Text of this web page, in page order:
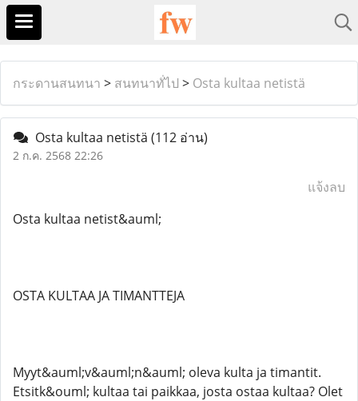
กระดานสนทนา > สนทนาทั่ไป > Osta kultaa netistä
Osta kultaa netistä (112 อ่าน)
2 ก.ค. 2568 22:26
แจ้งลบ
Osta kultaa netist&auml;
OSTA KULTAA JA TIMANTTEJA
Myyt&auml;v&auml;n&auml; oleva kulta ja timantit.
Etsitk&ouml; kultaa tai paikkaa, josta ostaa kultaa? Olet